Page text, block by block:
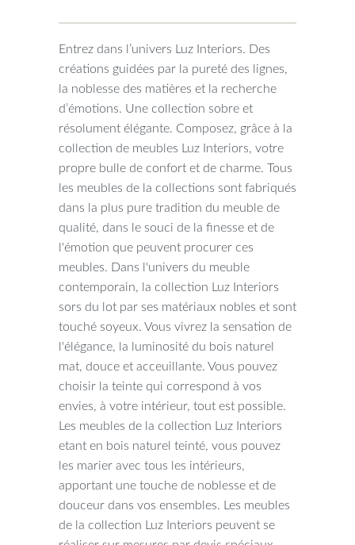
Entrez dans l’univers Luz Interiors. Des
créations guidées par la pureté des lignes,
la noblesse des matières et la recherche
d’émotions. Une collection sobre et
résolument élégante. Composez, grâce à la
collection de meubles Luz Interiors, votre
propre bulle de confort et de charme. Tous
les meubles de la collections sont fabriqués
dans la plus pure tradition du meuble de
qualité, dans le souci de la finesse et de
l'émotion que peuvent procurer ces
meubles. Dans l'univers du meuble
contemporain, la collection Luz Interiors
sors du lot par ses matériaux nobles et sont
touché soyeux. Vous vivrez la sensation de
l'élégance, la luminosité du bois naturel
mat, douce et acceuillante. Vous pouvez
choisir la teinte qui correspond à vos
envies, à votre intérieur, tout est possible.
Les meubles de la collection Luz Interiors
etant en bois naturel teinté, vous pouvez
les marier avec tous les intérieurs,
apportant une touche de noblesse et de
douceur dans vos ensembles. Les meubles
de la collection Luz Interiors peuvent se